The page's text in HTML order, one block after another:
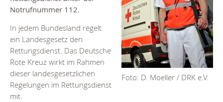
Foto: D. Moeller / DRK e.V.
Notrufnummer 112.
In jedem Bundesland regelt
ein Landesgesetz den
Rettungsdienst. Das Deutsche
Rote Kreuz wirkt im Rahmen
dieser landesgesetzlichen
Regelungen im Rettungsdienst
mit.